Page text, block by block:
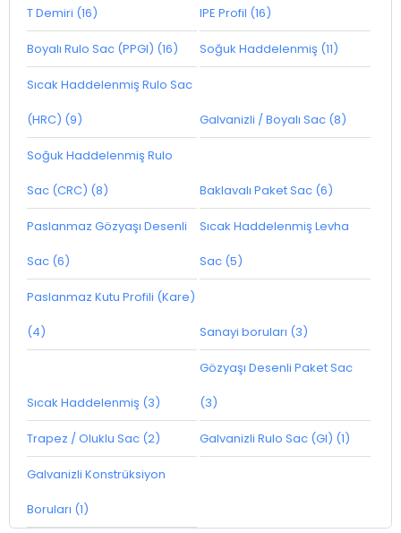
T Demiri (16) IPE Profil (16)
Boyalı Rulo Sac (PPGI) (16) Soğuk Haddelenmiş (11)
Sıcak Haddelenmiş Rulo Sac
(HRC) (9) Galvanizli / Boyalı Sac (8)
Soğuk Haddelenmiş Rulo
Sac (CRC) (8) Baklavalı Paket Sac (6)
Paslanmaz Gözyaşı Desenli
Sac (6)
Sıcak Haddelenmiş Levha
Sac (5)
Paslanmaz Kutu Profili (Kare)
(4) Sanayi boruları (3)
Sıcak Haddelenmiş (3)
Gözyaşı Desenli Paket Sac
(3)
Trapez / Oluklu Sac (2) Galvanizli Rulo Sac (GI) (1)
Galvanizli Konstrüksiyon
Boruları (1)